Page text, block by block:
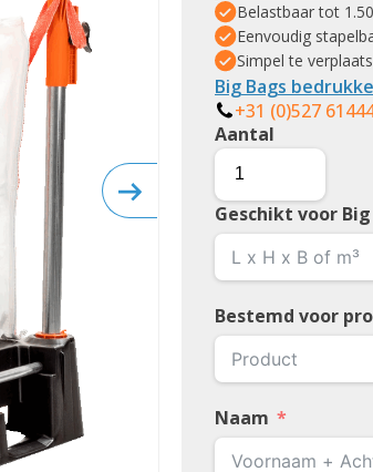
Belastbaar tot
Eenvoudig
Simpel te
Big Bags
+31 (0)527
Aantal
Geschikt voor
Bestemd voor
Naam